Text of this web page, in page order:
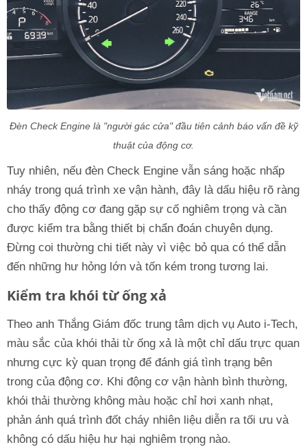
Đèn Check Engine là "người gác cửa" đầu tiên cảnh báo vấn đề kỹ
thuật của động cơ.
Tuy nhiên, nếu đèn Check Engine vẫn sáng hoặc nhấp
nháy trong quá trình xe vận hành, đây là dấu hiệu rõ ràng
cho thấy động cơ đang gặp sự cố nghiêm trọng và cần
được kiểm tra bằng thiết bị chẩn đoán chuyên dụng.
Đừng coi thường chi tiết này vì việc bỏ qua có thể dẫn
đến những hư hỏng lớn và tốn kém trong tương lai.
Kiểm tra khói từ ống xả
Theo anh Thắng Giám đốc trung tâm dịch vụ Auto i-Tech,
màu sắc của khói thải từ ống xả là một chỉ dấu trực quan
nhưng cực kỳ quan trọng để đánh giá tình trạng bên
trong của động cơ. Khi động cơ vận hành bình thường,
khói thải thường không màu hoặc chỉ hơi xanh nhạt,
phản ánh quá trình đốt cháy nhiên liệu diễn ra tối ưu và
không có dấu hiệu hư hại nghiêm trọng nào.